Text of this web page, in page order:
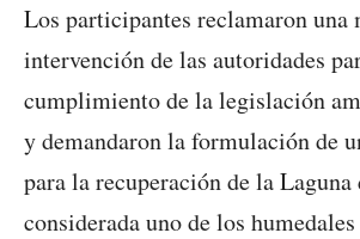
Los participantes reclamaron una
intervención de las autoridades
cumplimiento de la legislación
y demandaron la formulación de
para la recuperación de la Laguna
considerada uno de los humedales